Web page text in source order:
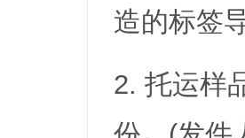
造的标签
2. 托运样